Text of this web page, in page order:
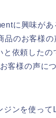
に興味があ
品のお客様の
と依頼したの
客様の声に
ジンを使って